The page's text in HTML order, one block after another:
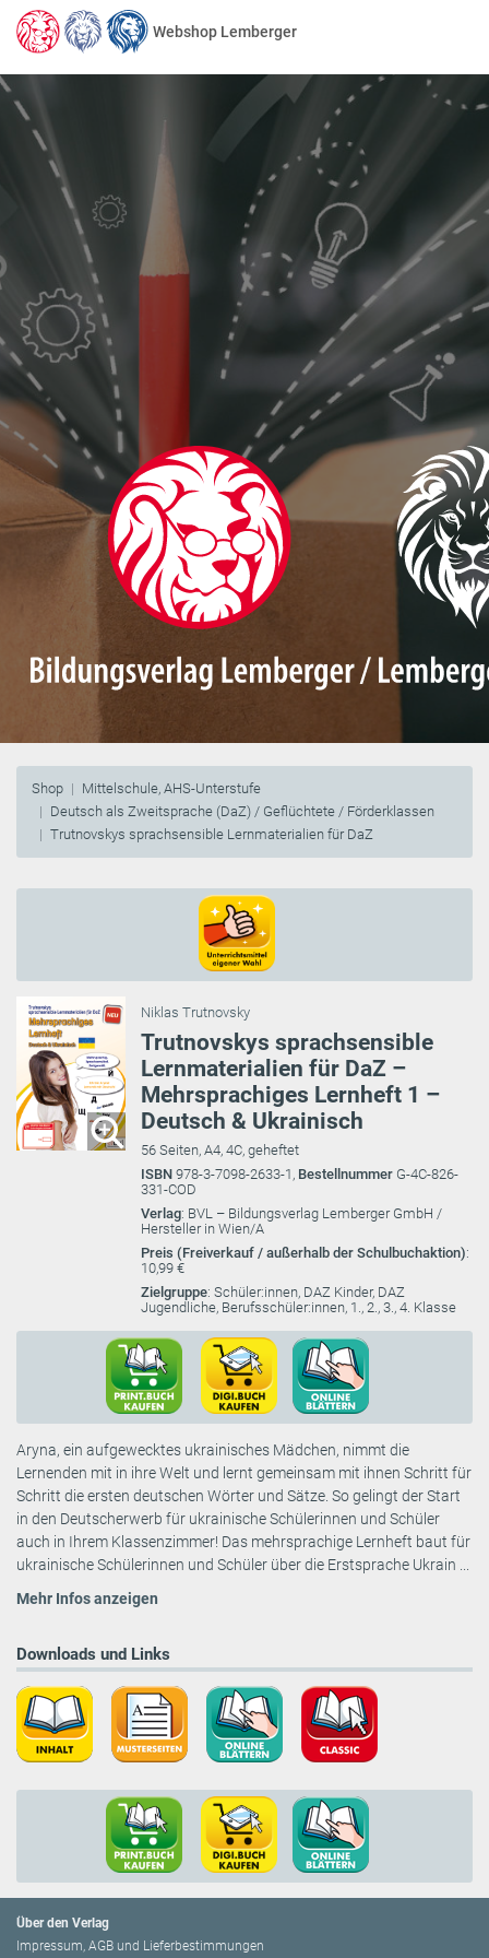
Webshop Lemberger
Shop
Mittelschule, AHS-Unterstufe
Deutsch als Zweitsprache (DaZ) / Geflüchtete / Förderklassen
Trutnovskys sprachsensible Lernmaterialien für DaZ
Niklas Trutnovsky
Trutnovskys sprachsensible
Lernmaterialien für DaZ –
Mehrsprachiges Lernheft 1 –
Deutsch & Ukrainisch
56 Seiten, A4, 4C, geheftet
ISBN 978-3-7098-2633-1, Bestellnummer G-4C-826-
331-COD
Verlag: BVL – Bildungsverlag Lemberger GmbH /
Hersteller in Wien/A
Preis (Freiverkauf / außerhalb der Schulbuchaktion):
10,99 €
Zielgruppe: Schüler:innen, DAZ Kinder, DAZ
Jugendliche, Berufsschüler:innen, 1., 2., 3., 4. Klasse
Aryna, ein aufgewecktes ukrainisches Mädchen, nimmt die
Lernenden mit in ihre Welt und lernt gemeinsam mit ihnen Schritt für
Schritt die ersten deutschen Wörter und Sätze. So gelingt der Start
in den Deutscherwerb für ukrainische Schülerinnen und Schüler
auch in Ihrem Klassenzimmer! Das mehrsprachige Lernheft baut für
ukrainische Schülerinnen und Schüler über die Erstsprache Ukrain ...
Mehr Infos anzeigen
Downloads und Links
Über den Verlag
Impressum, AGB und Lieferbestimmungen